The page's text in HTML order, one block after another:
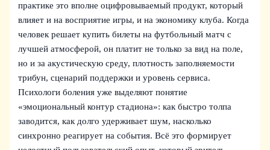
практике это вполне оцифровываемый продукт, который
влияет и на восприятие игры, и на экономику клуба. Когда
человек решает купить билеты на футбольный матч с
лучшей атмосферой, он платит не только за вид на поле,
но и за акустическую среду, плотность заполняемости
трибун, сценарий поддержки и уровень сервиса.
Психологи боления уже выделяют понятие
«эмоциональный контур стадиона»: как быстро толпа
заводится, как долго удерживает шум, насколько
синхронно реагирует на события. Всё это формирует